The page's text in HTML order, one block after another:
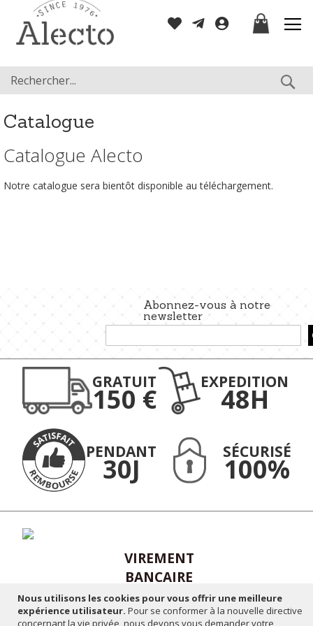
Nous utilisons les cookies pour vous offrir une meilleure
expérience utilisateur. Pour se conformer à la nouvelle directive
concernant la vie privée, nous devons vous demander votre
contenu
Mon panier
Catalogue
Catalogue Alecto
Notre catalogue sera bientôt disponible au téléchargement.
Abonnez-vous à notre
newsletter
à
notre
d’information
GRATUIT
150 €
EXPEDITION
48H
PENDANT
30J
SÉCURISÉ
100%
VIREMENT
BANCAIRE